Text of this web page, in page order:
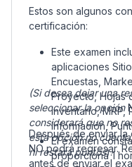
Estos son algunos
certificación:
Este examen
aplicaciones
Encuestas,
Proyecto, Hojas
Inventario, MRP,
Información,
El examen
proporciona 1
(Si desea dejar una
seleccionar la opción
considerará que no
esta opción no
ni restará puntos).
Después de enviar la
NO podrá regresar.
antes de enviar el